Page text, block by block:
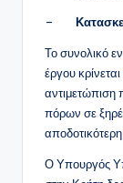
–
Το συνολικό
έργου
αντιμετώπιση
πόρων σε
Ο Υπουργός